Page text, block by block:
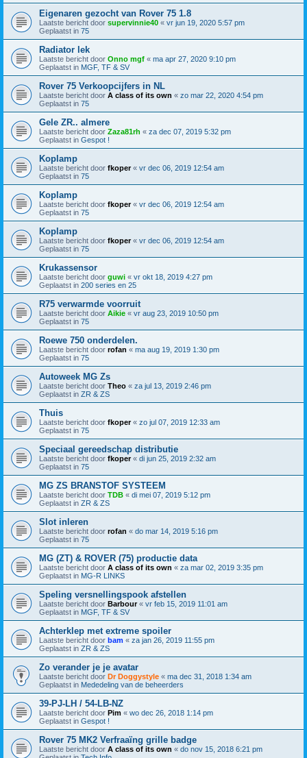
Eigenaren gezocht van Rover 75 1.8
Laatste bericht door supervinnie40 « vr jun 19, 2020 5:57 pm
Geplaatst in 75
Radiator lek
Laatste bericht door Onno mgf « ma apr 27, 2020 9:10 pm
Geplaatst in MGF, TF & SV
Rover 75 Verkoopcijfers in NL
Laatste bericht door A class of its own « zo mar 22, 2020 4:54 pm
Geplaatst in 75
Gele ZR.. almere
Laatste bericht door Zaza81rh « za dec 07, 2019 5:32 pm
Geplaatst in Gespot !
Koplamp
Laatste bericht door fkoper« vr dec 06, 2019 12:54 am
Geplaatst in 75
Koplamp
Laatste bericht door fkoper« vr dec 06, 2019 12:54 am
Geplaatst in 75
Koplamp
Laatste bericht door fkoper« vr dec 06, 2019 12:54 am
Geplaatst in 75
Krukassensor
Laatste bericht door guwi « vr okt 18, 2019 4:27 pm
Geplaatst in 200 series en 25
R75 verwarmde voorruit
Laatste bericht door Aikie « vr aug 23, 2019 10:50 pm
Geplaatst in 75
Roewe 750 onderdelen.
Laatste bericht door rofan « ma aug 19, 2019 1:30 pm
Geplaatst in 75
Autoweek MG Zs
Laatste bericht door Theo « za jul 13, 2019 2:46 pm
Geplaatst in ZR & ZS
Thuis
Laatste bericht door fkoper« zo jul 07, 2019 12:33 am
Geplaatst in 75
Speciaal gereedschap distributie
Laatste bericht door fkoper« di jun 25, 2019 2:32 am
Geplaatst in 75
MG ZS BRANSTOF SYSTEEM
Laatste bericht door TDB « di mei 07, 2019 5:12 pm
Geplaatst in ZR & ZS
Slot inleren
Laatste bericht door rofan « do mar 14, 2019 5:16 pm
Geplaatst in 75
MG (ZT) & ROVER (75) productie data
Laatste bericht door A class of its own « za mar 02, 2019 3:35 pm
Geplaatst in MG-R LINKS
Speling versnellingspook afstellen
Laatste bericht door Barbour« vr feb 15, 2019 11:01 am
Geplaatst in MGF, TF & SV
Achterklep met extreme spoiler
Laatste bericht door bam « za jan 26, 2019 11:55 pm
Geplaatst in ZR & ZS
Zo verander je je avatar
Laatste bericht door Dr Doggystyle « ma dec 31, 2018 1:34 am
Geplaatst in Mededeling van de beheerders
39-PJ-LH / 54-LB-NZ
Laatste bericht door Pim « wo dec 26, 2018 1:14 pm
Geplaatst in Gespot !
Rover 75 MK2 Verfraaïng grille badge
Laatste bericht door A class of its own « do nov 15, 2018 6:21 pm